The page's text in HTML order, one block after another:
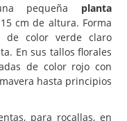
pequeña planta
cm de altura. Forma
de color verde claro
En sus tallos florales
de color rojo con
hasta principios
para rocallas, en